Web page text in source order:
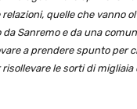
quelle che vanno
Sanremo e da una
a prendere spunto per
le sorti di migliaia